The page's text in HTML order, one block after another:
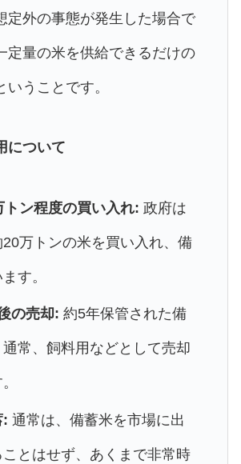
定外の事態が発生した場合で
定量の米を供給できるだけの
いうことです。
について
トン程度の買い入れ: 政府は
万トンの米を買い入れ、備
す。
の売却: 約5年保管された備
常、飼料用などとして売却
: 通常は、備蓄米を市場に出
ことはせず、あくまで非常時